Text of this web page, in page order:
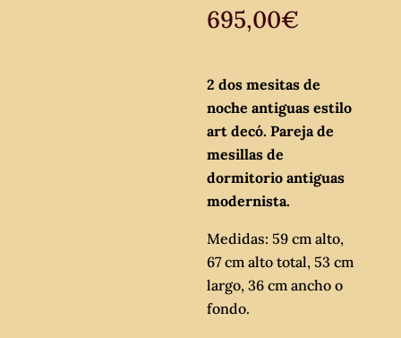
695,00€
2 dos mesitas de
noche antiguas estilo
art decó. Pareja de
mesillas de
dormitorio antiguas
modernista.
Medidas: 59 cm alto,
67 cm alto total, 53 cm
largo, 36 cm ancho o
fondo.